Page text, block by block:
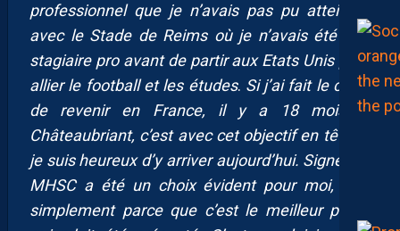
professionnel que je n’avais pas pu atteindre
avec le Stade de Reims où je n’avais été que
stagiaire pro avant de partir aux Etats Unis pour
allier le football et les études. Si j’ai fait le choix
de revenir en France, il y a 18 mois, à
Châteaubriant, c’est avec cet objectif en tête et
je suis heureux d’y arriver aujourd’hui. Signer au
MHSC a été un choix évident pour moi, tout
simplement parce que c’est le meilleur projet